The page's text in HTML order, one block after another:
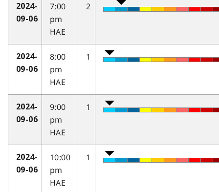
2024-
09-06
7:00
pm
HAE
2
2024-
09-06
8:00
pm
HAE
1
2024-
09-06
9:00
pm
HAE
1
2024-
09-06
10:00
pm
HAE
1